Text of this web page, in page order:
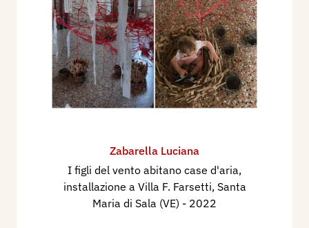
Zabarella Luciana
I figli del vento abitano case d'aria,
installazione a Villa F. Farsetti, Santa
Maria di Sala (VE) - 2022